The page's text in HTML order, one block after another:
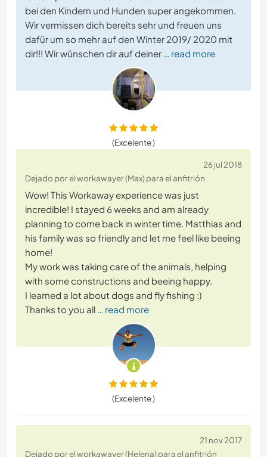
bei den Kindern und Hunden super angekommen.
Wir vermissen dich bereits sehr und freuen uns
dafür um so mehr auf den Winter 2019/ 2020 mit
dir!!! Wir wünschen dir auf deiner … read more
(Excelente )
26 jul 2018
Dejado por el workawayer (Max) para el anfitrión
Wow! This Workaway experience was just
incredible! I stayed 6 weeks and am already
planning to come back in winter time. Matthias and
his family was so friendly and let me feel like beeing
home!
My work was taking care of the animals, helping
with some constructions and beeing happy.
I learned a lot about dogs and fly fishing :)
Thanks to you all … read more
(Excelente )
21 nov 2017
Dejado por el workawayer (Helena) para el anfitrión